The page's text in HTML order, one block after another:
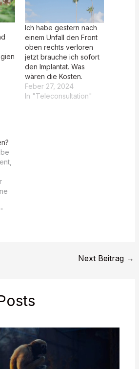
Ich habe gestern nach
einem Unfall den Front
oben rechts verloren
jetzt brauche ich sofort
den Implantat. Was
wären die Kosten.
Feber 27, 2024
In "Teleconsultation"
Ihr
Next Beitrag →